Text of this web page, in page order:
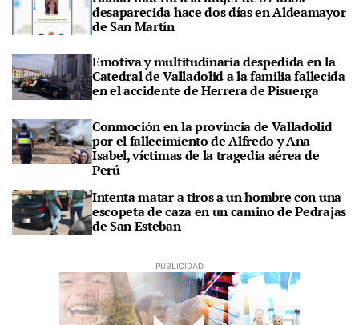
desaparecida hace dos días en Aldeamayor
de San Martín
Emotiva y multitudinaria despedida en la
Catedral de Valladolid a la familia fallecida
en el accidente de Herrera de Pisuerga
Conmoción en la provincia de Valladolid
por el fallecimiento de Alfredo y Ana
Isabel, víctimas de la tragedia aérea de
Perú
Intenta matar a tiros a un hombre con una
escopeta de caza en un camino de Pedrajas
de San Esteban